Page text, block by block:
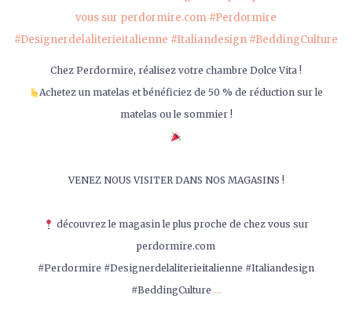
Chez Perdormire, réalisez votre chambre Dolce Vita !
Achetez un matelas et bénéficiez de 50 % de réduction sur le
matelas ou le sommier !
VENEZ NOUS VISITER DANS NOS MAGASINS !
découvrez le magasin le plus proche de chez vous sur
perdormire.com
#Perdormire #Designerdelaliterieitalienne #Italiandesign
#BeddingCulture ...